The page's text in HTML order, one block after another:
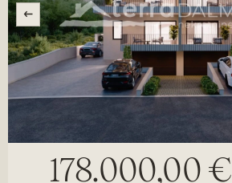
178.000,00 €